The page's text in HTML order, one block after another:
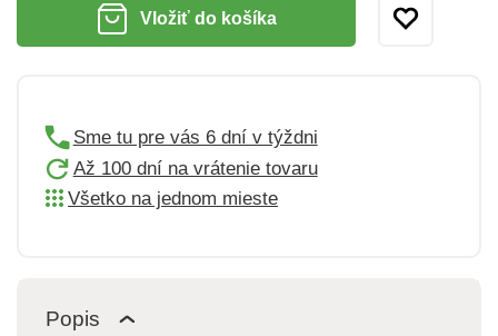
Vložiť do košíka
Sme tu pre vás 6 dní v týždni
Až 100 dní na vrátenie tovaru
Všetko na jednom mieste
Popis